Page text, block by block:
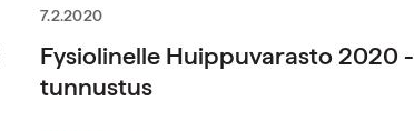
7.2.2020
Fysiolinelle Huippuvarasto 2020 -
tunnustus